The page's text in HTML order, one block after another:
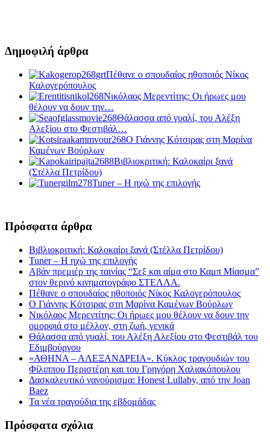
Δημοφιλή άρθρα
Πέθανε ο σπουδαίος ηθοποιός Νίκος
Καλογερόπουλος
Νικόλαος Μερεντίτης: Οι ήρωες μου
θέλουν να δουν την…
Θάλασσα από γυαλί, του Αλέξη
Αλεξίου στο Φεστιβάλ…
Ο Γιάννης Κότσιρας στη Μαρίνα
Καμένων Βούρλων
Βιβλιοκριτική: Καλοκαίρι ξανά
(Στέλλα Πετρίδου)
Tuner – Η ηχώ της επιλογής
Πρόσφατα άρθρα
Βιβλιοκριτική: Καλοκαίρι ξανά (Στέλλα Πετρίδου)
Tuner – Η ηχώ της επιλογής
Αβάν πρεμιέρ της ταινίας “Σεξ και αίμα στο Καμπ Μίασμα”
στον θερινό κινηματογράφο ΣΤΕΛΛΑ.
Πέθανε ο σπουδαίος ηθοποιός Νίκος Καλογερόπουλος
Ο Γιάννης Κότσιρας στη Μαρίνα Καμένων Βούρλων
Νικόλαος Μερεντίτης: Οι ήρωες μου θέλουν να δουν την
ομορφιά στο μέλλον, στη ζωή, γενικά
Θάλασσα από γυαλί, του Αλέξη Αλεξίου στο Φεστιβάλ του
Εδιμβούργου
«ΑΘΗΝΑ – ΑΛΕΞΑΝΔΡΕΙΑ». Κύκλος τραγουδιών του
Φίλιππου Περιστέρη και του Γρηγόρη Χαλιακόπουλου
Δασκαλευτικό νανούρισμα: Honest Lullaby, από την Joan
Baez
Τα νέα τραγούδια της εβδομάδας
Πρόσφατα σχόλια